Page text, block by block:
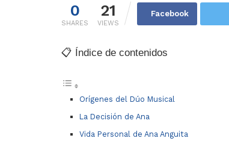
0
SHARES
21
VIEWS
Facebook
📋 Índice de contenidos
Orígenes del Dúo Musical
La Decisión de Ana
Vida Personal de Ana Anguita